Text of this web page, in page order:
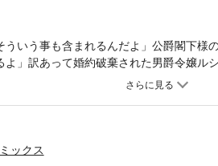
ういう事も含まれるんだよ」公爵閣下
」訳あって婚約破棄された男爵令嬢ル
出会ったのは、『女性限定の博愛主義者
ックス